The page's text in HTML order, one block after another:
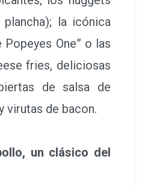
la icónica
Popeyes One” o las
fries, deliciosas
de salsa de
virutas de bacon.
un clásico del